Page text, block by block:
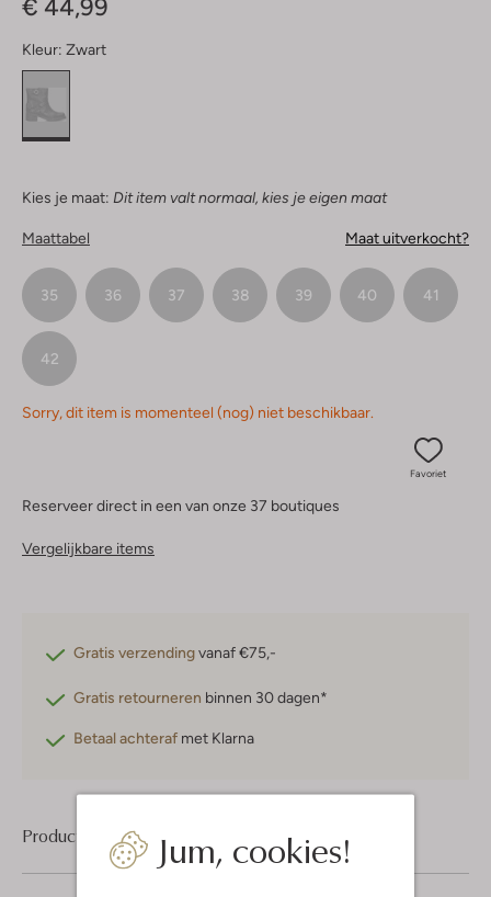
Jum, cookies!
€ 44,99
Kleur: Zwart
Kies je maat: Dit item valt normaal, kies je eigen maat
Maattabel Maat uitverkocht?
35 36 37 38 39 40 41
42
Sorry, dit item is momenteel (nog) niet beschikbaar.
Favoriet
Reserveer direct in een van onze 37 boutiques
Vergelijkbare items
Gratis verzendingvanaf €75,-
Gratis retourneren binnen 30 dagen*
Betaal achteraf met Klarna
Product informatie